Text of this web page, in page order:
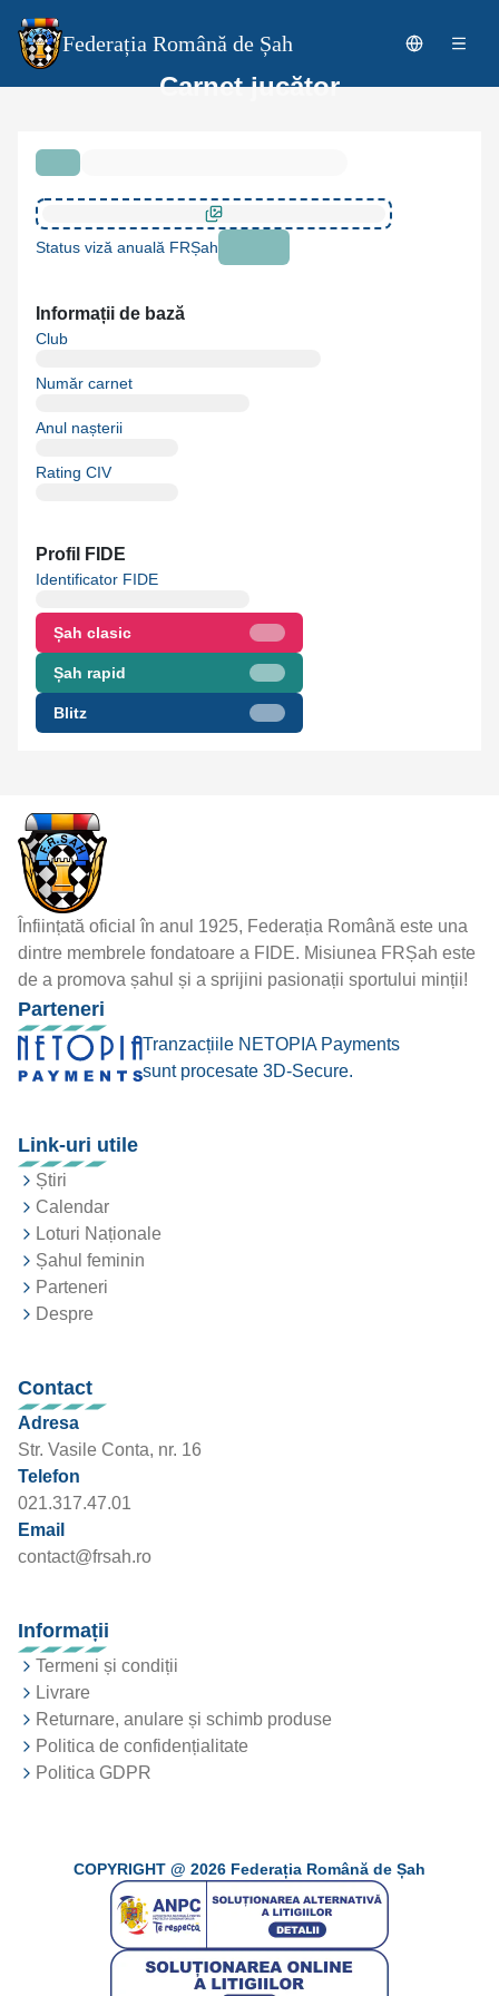
Federația Română de Șah
Carnet jucător
Status viză anuală FRȘah
Informații de bază
Club
Număr carnet
Anul nașterii
Rating CIV
Profil FIDE
Identificator FIDE
Șah clasic
Șah rapid
Blitz
Înființată oficial în anul 1925, Federația Română este una
dintre membrele fondatoare a FIDE. Misiunea FRȘah este
de a promova șahul și a sprijini pasionații sportului minții!
Parteneri
Tranzacțiile NETOPIA Payments
sunt procesate 3D-Secure.
Link-uri utile
Știri
Calendar
Loturi Naționale
Șahul feminin
Parteneri
Despre
Contact
Adresa
Str. Vasile Conta, nr. 16
Telefon
021.317.47.01
Email
contact@frsah.ro
Informații
Termeni și condiții
Livrare
Returnare, anulare și schimb produse
Politica de confidențialitate
Politica GDPR
COPYRIGHT @ 2026 Federația Română de Șah